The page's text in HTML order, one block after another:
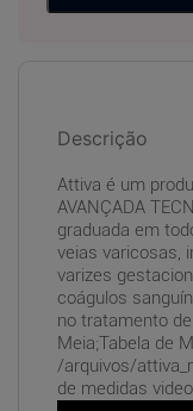
Descrição
Attiva é um
AVANÇADA
graduada em
veias varicosas,
varizes
coágulos
no tratamento
Meia;Tabela de
/arquivos/
de medidas